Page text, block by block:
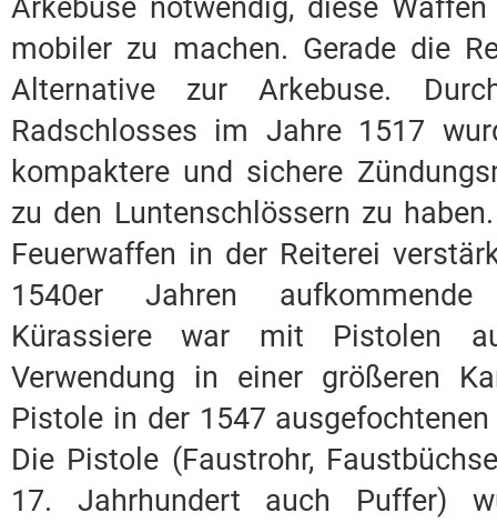
Arkebuse notwendig, diese
mobiler zu machen. Gerade die
Alternative zur Arkebuse.
Radschlosses im Jahre 1517
kompaktere und sichere
zu den Luntenschlössern zu
Feuerwaffen in der Reiterei
1540er Jahren
Kürassiere war mit Pistolen
Verwendung in einer größeren
Pistole in der 1547
Die Pistole (Faustrohr,
17. Jahrhundert auch Puffer)